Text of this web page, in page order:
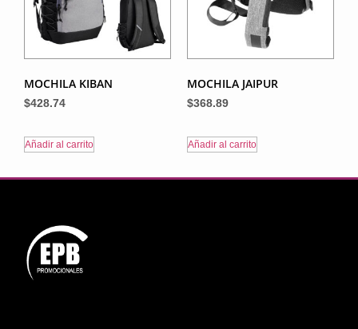
MOCHILA KIBAN
$428.74
Añadir al carrito
MOCHILA JAIPUR
$368.89
Añadir al carrito